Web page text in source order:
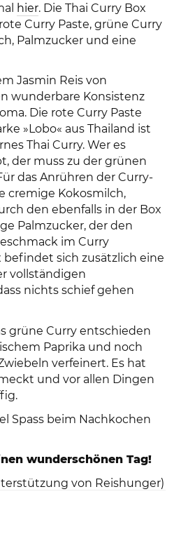
hier. Die Thai Curry Box
Curry Paste, grüne Curry
Palmzucker und eine
Jasmin Reis von
wunderbare Konsistenz
Die rote Curry Paste
»Lobo« aus Thailand ist
Thai Curry. Wer es
der muss zu der grünen
das Anrühren der Curry-
cremige Kokosmilch,
den ebenfalls in der Box
Palmzucker, der den
im Curry
befindet sich zusätzlich eine
vollständigen
nichts schief gehen
grüne Curry entschieden
Paprika und noch
verfeinert. Es hat
und vor allen Dingen
Spass beim Nachkochen
wunderschönen Tag!
von Reishunger)